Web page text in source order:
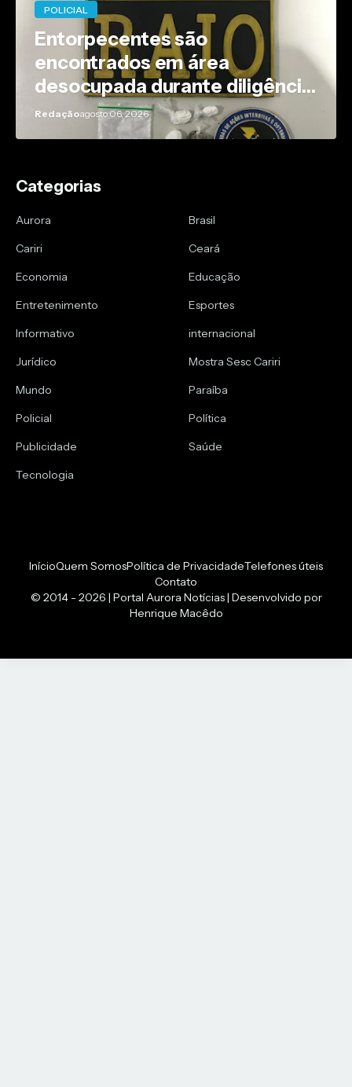
POLICIAL
Entorpecentes são
encontrados em área
desocupada durante diligência
policial em Caririaçu
Redaçãoagosto 06, 2026
Categorias
Aurora
Brasil
Cariri
Ceará
Economia
Educação
Entretenimento
Esportes
Informativo
internacional
Jurídico
Mostra Sesc Cariri
Mundo
Paraíba
Policial
Política
Publicidade
Saúde
Tecnologia
© 2014 - 2026 | Portal Aurora Notícias | Desenvolvido por
Henrique Macêdo
InícioQuem SomosPolítica de PrivacidadeTelefones úteis
Contato